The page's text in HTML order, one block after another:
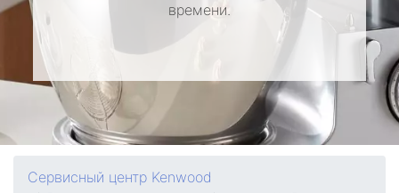
времени.
Сервисный центр Kenwood